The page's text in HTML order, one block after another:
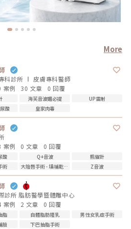
More
科診所 皮膚專科醫師
案例 30 文章 0 回覆
海芙音波媚必提
UP雷射
酸
皇家肉毒
案例 0 文章 0 回覆
酸 Q+音波
熊貓針
術
大陰唇手術 - 填補乾扁皺摺 Z音波
診所 脂肪醫學暨體雕中心
案例 2 文章 0 回覆
脂 自體脂肪隆乳
男性女乳症手術
臉
下巴抽脂手術